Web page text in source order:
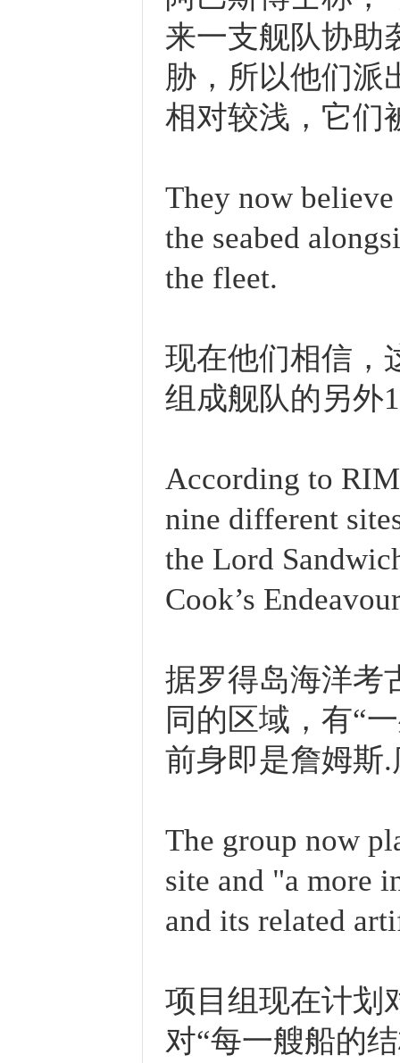
来一支舰队协助
胁，所以他们派
相对较浅，它们
They now
the seabed
the fleet.
现在他们相信，
组成舰队的另外
According to
nine different
the Lord
Cook’s
据罗得岛海洋考
同的区域，有“
前身即是詹姆斯
The group now
site and "a more
and its related
项目组现在计划
对“每一艘船的